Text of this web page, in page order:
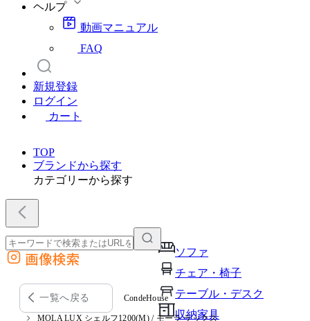
ヘルプ
動画マニュアル
FAQ
新規登録
ログイン
カート
TOP
ブランドから探す
カテゴリーから探す
ソファ
チェア・椅子
テーブル・デスク
収納家具
外部サイトの商品をカートに追加
他のサイトで見つけた商品ページのURLを貼り付けて、カートに追加できます
画像検索
一覧へ戻る CondeHouse
MOLA LUX シェルフ1200(M) / モーラ ラックス